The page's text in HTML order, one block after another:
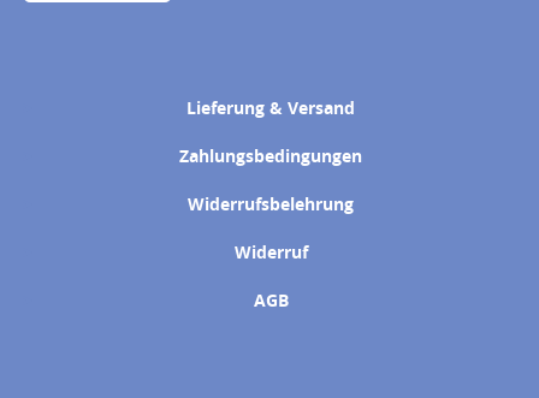
Lieferung & Versand
Zahlungsbedingungen
Widerrufsbelehrung
Widerruf
AGB